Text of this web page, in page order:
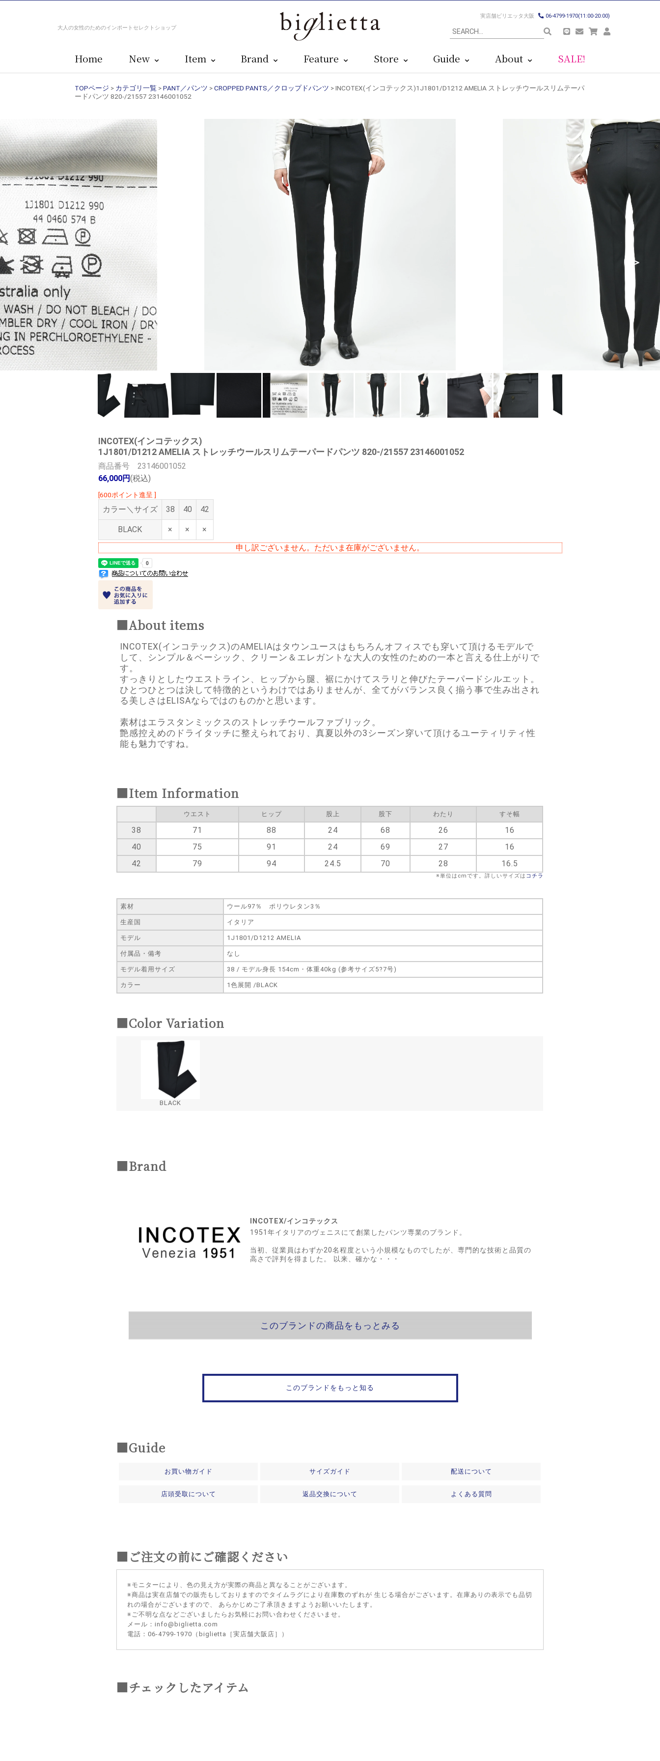
大人の女性のためのインポートセレクトショップ
実店舗ビリエッタ大阪 06-4799-1970(11:00-20:00)
Home New Item Brand Feature Store Guide About SALE!
TOPページ > カテゴリ一覧 >PANT／パンツ >CROPPED PANTS／クロップドパンツ > INCOTEX(インコテックス)1J1801/D1212 AMELIA ストレッチウールスリムテーパ
ードパンツ 820-/21557 23146001052
INCOTEX(インコテックス)
1J1801/D1212 AMELIA ストレッチウールスリムテーパードパンツ 820-/21557 23146001052
商品番号 23146001052
66,000円(税込)
[600ポイント進呈 ]
カラー＼サイズ 38 40 42
BLACK × ×
×
申し訳ございません。ただいま在庫がございません。
■About items
INCOTEX(インコテックス)のAMELIAはタウンユースはもちろんオフィスでも穿いて頂けるモデルで
して、シンプル＆ベーシック、クリーン＆エレガントな大人の女性のための一本と言える仕上がりで
す。
すっきりとしたウエストライン、ヒップから腿、裾にかけてスラリと伸びたテーパードシルエット。
ひとつひとつは決して特徴的というわけではありませんが、全てがバランス良く揃う事で生み出され
る美しさはELISAならではのものかと思います。
素材はエラスタンミックスのストレッチウールファブリック。
艶感控えめのドライタッチに整えられており、真夏以外の3シーズン穿いて頂けるユーティリティ性
能も魅力ですね。
■Item Information
ウエスト ヒップ 股上 股下 わたり すそ幅
38 71 88 24 68 26
16
40
75 91 24 69 27
16
42
79 94 24.5 70 28 16.5
※単位はcmです。詳しいサイズは コチラ
素材 ウール97％ ポリウレタン3％
生産国 イタリア
モデル 1J1801/D1212 AMELIA
付属品・備考 なし
モデル着用サイズ 38 / モデル身長 154cm・体重40kg (参考サイズ5?7号)
カラー 1色展開 /BLACK
■Color Variation
BLACK
■Brand
INCOTEX/インコテックス
1951年イタリアのヴェニスにて創業したパンツ専業のブランド。
当初、従業員はわずか20名程度という小規模なものでしたが、専門的な技術と品質の
高さで評判を得ました。 以来、確かな・・・
このブランドの商品をもっとみる
このブランドをもっと知る
■Guide
お買い物ガイド サイズガイド 配送について
店頭受取について 返品交換について よくある質問
■ご注文の前にご確認ください
※モニターにより、色の見え方が実際の商品と異なることがございます。
※商品は実在店舗での販売もしておりますのでタイムラグにより在庫数のずれが 生じる場合がございます。在庫ありの表示でも品切
れの場合がございますので、 あらかじめご了承頂きますようお願いいたします。
※ご不明な点などございましたらお気軽にお問い合わせくださいませ。
メール：info@biglietta.com
電話：06-4799-1970（biglietta［実店舗大阪店］）
■チェックしたアイテム